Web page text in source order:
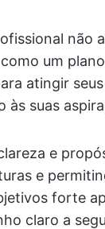
não
um
atingir
às suas
e
e
forte
claro a